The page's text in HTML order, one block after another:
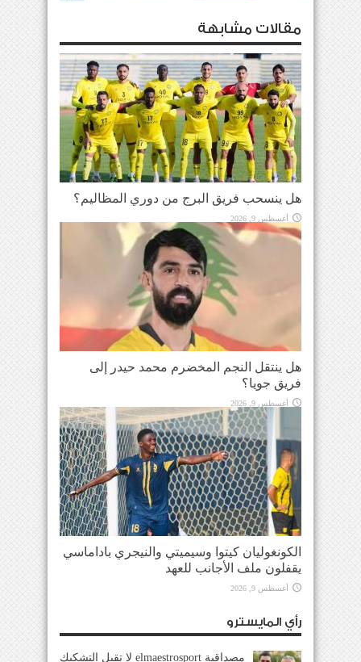
مقالات مشابهة
هل ينسحب فريق البرج من دوري المظاليم؟
أغسطس 9, 2026
هل ينتقل النجم المخضرم محمد حيدر إلى
فريق جويا؟
أغسطس 9, 2026
الكونغوليان كيتوا وسيميتي والنيجري باداماسي
يقفلون ملف الأجانب للعهد
أغسطس 9, 2026
رأي المايسترو
مصداقية elmaestrosport لا تقبل التشكيك